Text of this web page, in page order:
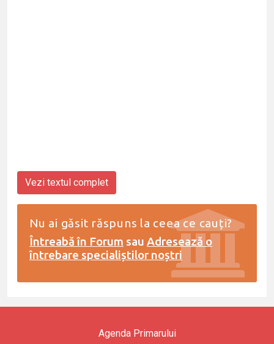
Vezi textul complet
Nu ai găsit răspuns la ceea ce cauți?
Întreabă în Forum sau Adresează o
întrebare specialiștilor noștri
Agenda Primarului